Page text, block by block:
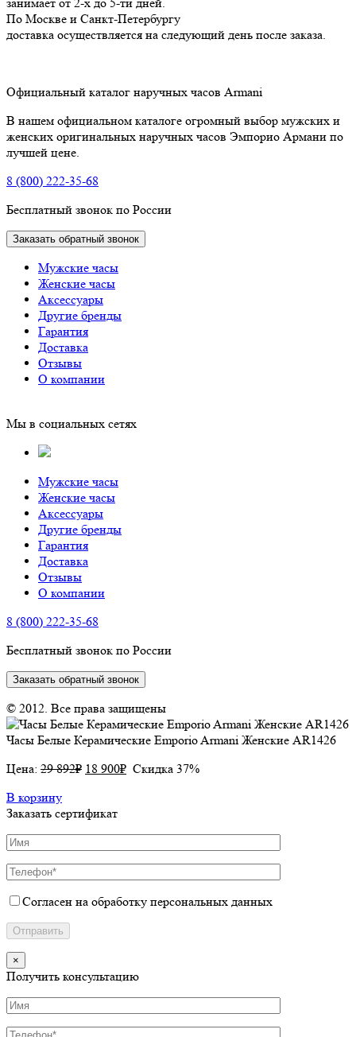
По Москве и Санкт-Петербургу
доставка осуществляется на следующий день после заказа.
Официальный каталог наручных часов Armani
В нашем официальном каталоге огромный выбор мужских и
женских оригинальных наручных часов Эмпорио Армани по
лучшей цене.
8 (800) 222-35-68
Бесплатный звонок по России
Заказать обратный звонок
Мужские часы
Женские часы
Аксессуары
Другие бренды
Гарантия
Доставка
Отзывы
О компании
Мы в социальных сетях
Мужские часы
Женские часы
Аксессуары
Другие бренды
Гарантия
Доставка
Отзывы
О компании
8 (800) 222-35-68
Бесплатный звонок по России
Заказать обратный звонок
© 2012. Все права защищены
Часы Белые Керамические Emporio Armani Женские AR1426
Цена: 29 892₽ 18 900₽ Скидка 37%
В корзину
Заказать сертификат
Согласен на обработку персональных данных
×
Получить консультацию